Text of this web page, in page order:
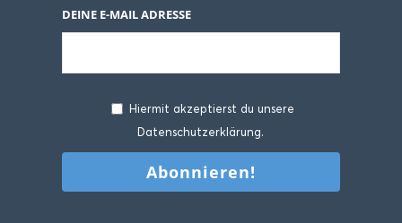
Zweierlei Sushi
DEINE E-MAIL ADRESSE
Hiermit akzeptierst du unsere
Datenschutzerklärung.